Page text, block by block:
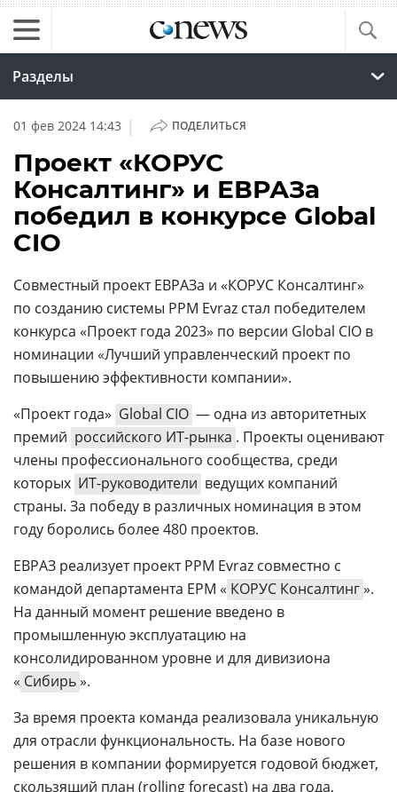
Разделы
01 фев 2024 14:43 | ПОДЕЛИТЬСЯ
Проект «КОРУС
Консалтинг» и ЕВРАЗа
победил в конкурсе Global
CIO
Совместный проект ЕВРАЗа и «КОРУС Консалтинг»
по созданию системы PPM Evraz стал победителем
конкурса «Проект года 2023» по версии Global CIO в
номинации «Лучший управленческий проект по
повышению эффективности компании».
«Проект года» Global CIO — одна из авторитетных
премий российского ИТ-рынка . Проекты оценивают
члены профессионального сообщества, среди
которых ИТ-руководители ведущих компаний
страны. За победу в различных номинация в этом
году боролись более 480 проектов.
ЕВРАЗ реализует проект PPM Evraz совместно с
командой департамента ЕРМ « КОРУС Консалтинг».
На данный момент решение введено в
промышленную эксплуатацию на
консолидированном уровне и для дивизиона
« Сибирь».
За время проекта команда реализовала уникальную
для отрасли функциональность. На базе нового
решения в компании формируется годовой бюджет,
скользящий план (rolling forecast) на два года,